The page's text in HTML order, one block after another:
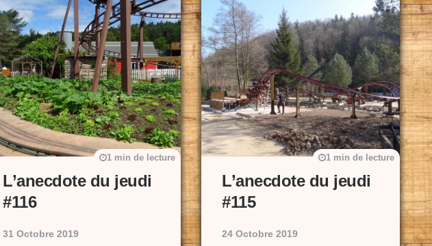
L’anecdote du jeudi
#116
31 Octobre 2019
1 min de lecture
L’anecdote du jeudi
#115
24 Octobre 2019
1 min de lecture